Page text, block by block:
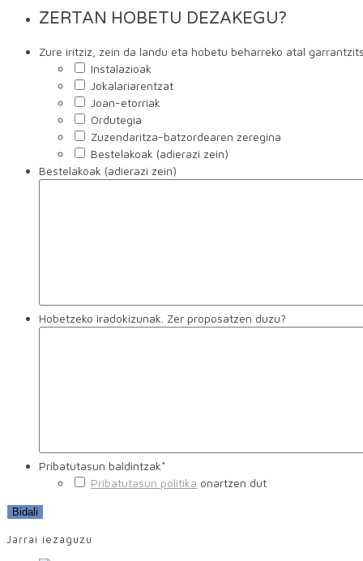
ZERTAN HOBETU DEZAKEGU?
Zure iritziz, zein da landu eta hobetu beharreko atal
Instalazioak
Jokalariarentzat
Joan-etorriak
Ordutegia
Zuzendaritza-batzordearen zeregina
Bestelakoak (adierazi zein)
Bestelakoak (adierazi zein)
Hobetzeko iradokizunak. Zer proposatzen duzu?
Pribatutasun baldintzak*
Pribatutasun politika onartzen dut
Jarrai iezaguzu